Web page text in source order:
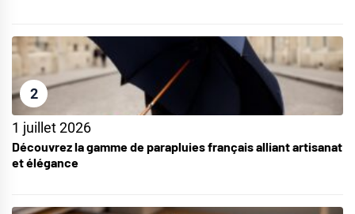
2
1 juillet 2026
Découvrez la gamme de parapluies français alliant artisanat
et élégance